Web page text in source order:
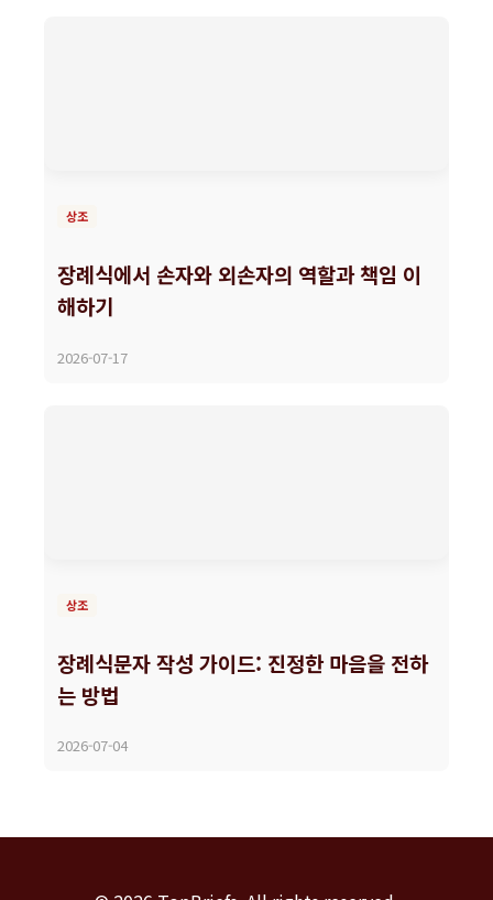
상조
장례식에서 손자와 외손자의 역할과 책임 이
해하기
2026-07-17
상조
장례식문자 작성 가이드: 진정한 마음을 전하
는 방법
2026-07-04